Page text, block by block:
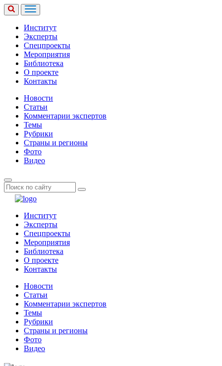
Институт
Эксперты
Спецпроекты
Мероприятия
Библиотека
О проекте
Контакты
Новости
Статьи
Комментарии экспертов
Темы
Рубрики
Страны и регионы
Фото
Видео
Институт
Эксперты
Спецпроекты
Мероприятия
Библиотека
О проекте
Контакты
Новости
Статьи
Комментарии экспертов
Темы
Рубрики
Страны и регионы
Фото
Видео